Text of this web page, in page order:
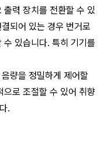
출력 장치를 전환할 수 있
되어 있는 경우 번거로
있습니다. 특히 기기를
량을 정밀하게 제어할
로 조절할 수 있어 취향
.